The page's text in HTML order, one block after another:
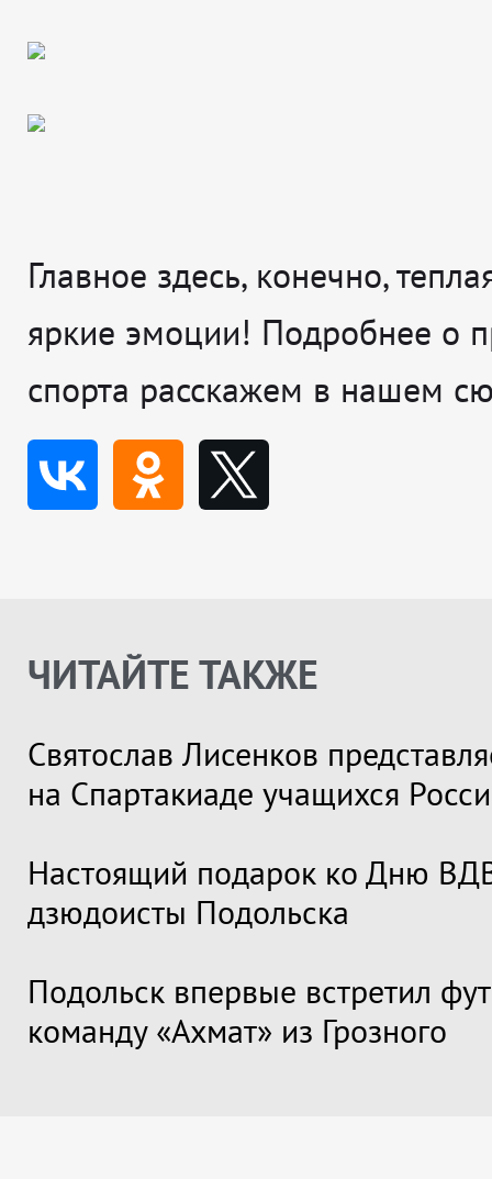
Главное здесь, конечно,
яркие эмоции! Подробнее о
спорта расскажем в нашем
ЧИТАЙТЕ ТАКЖЕ
Святослав Лисенков
на Спартакиаде учащихся
Настоящий подарок ко Дню
дзюдоисты Подольска
Подольск впервые встретил
команду «Ахмат» из Грозного